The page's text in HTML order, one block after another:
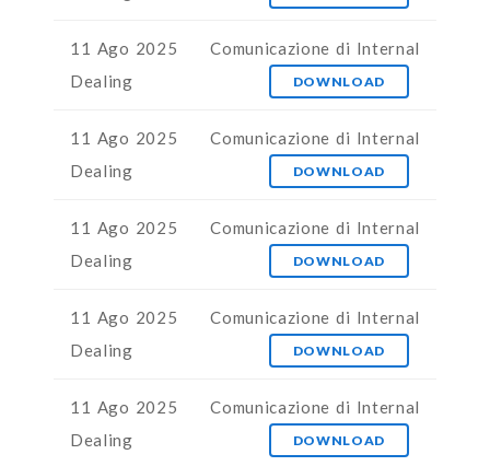
11 Ago 2025
Comunicazione di Internal
Dealing
DOWNLOAD
11 Ago 2025
Comunicazione di Internal
Dealing
DOWNLOAD
11 Ago 2025
Comunicazione di Internal
Dealing
DOWNLOAD
11 Ago 2025
Comunicazione di Internal
Dealing
DOWNLOAD
11 Ago 2025
Comunicazione di Internal
Dealing
DOWNLOAD